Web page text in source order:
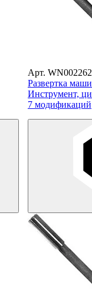
Арт.
Развертка
Инструмент,
7 модификаций